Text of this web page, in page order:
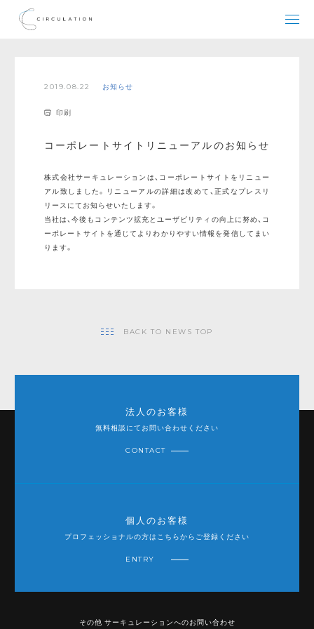
2019.08.22 お知らせ
印刷
コーポレートサイトリニューアルのお知らせ
株式会社サーキュレーションは、コーポレートサイトをリニュー
アル致しました。リニューアルの詳細は改めて、正式なプレスリ
リースにてお知らせいたします。
当社は、今後もコンテンツ拡充とユーザビリティの向上に努め、コ
ーポレートサイトを通じてよりわかりやすい情報を発信してまい
ります。
BACK TO NEWS TOP
法人のお客様
無料相談にてお問い合わせください
CONTACT
個人のお客様
プロフェッショナルの方はこちらからご登録ください
ENTRY
その他 サーキュレーションへのお問い合わせ